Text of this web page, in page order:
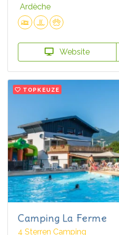
Ardèche
Website
TOPKEUZE
Camping La Ferme
4 Sterren Camping